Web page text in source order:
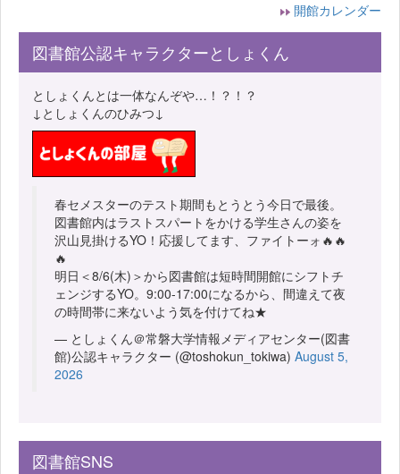
開館カレンダー
図書館公認キャラクターとしょくん
としょくんとは一体なんぞや…！？！？
↓としょくんのひみつ↓
春セメスターのテスト期間もとうとう今日で最後。
図書館内はラストスパートをかける学生さんの姿を
沢山見掛けるYO！応援してます、ファイトーォ🔥🔥
🔥
明日＜8/6(木)＞から図書館は短時間開館にシフトチ
ェンジするYO。9:00-17:00になるから、間違えて夜
の時間帯に来ないよう気を付けてね★
— としょくん＠常磐大学情報メディアセンター(図書
館)公認キャラクター (@toshokun_tokiwa) August 5,
2026
図書館SNS